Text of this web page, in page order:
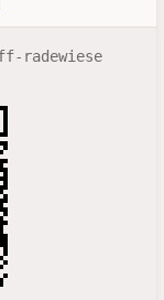
radewiese